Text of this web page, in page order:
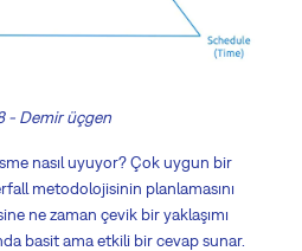
- Demir üçgen
nasıl uyuyor? Çok uygun bir
metodolojisinin planlamasını
ne zaman çevik bir yaklaşımı
basit ama etkili bir cevap sunar.